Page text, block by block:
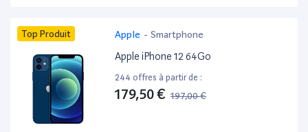
Top Produit Apple - Smartphone
Apple iPhone 12 64Go
244 offres à partir de :
179,50 € 197,00 €